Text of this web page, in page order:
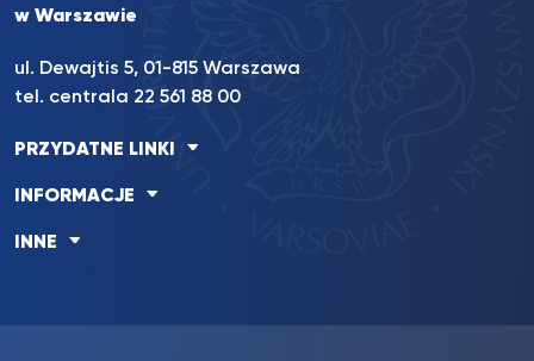
w Warszawie
ul. Dewajtis 5, 01-815 Warszawa
tel. centrala 22 561 88 00
PRZYDATNE LINKI
INFORMACJE
INNE